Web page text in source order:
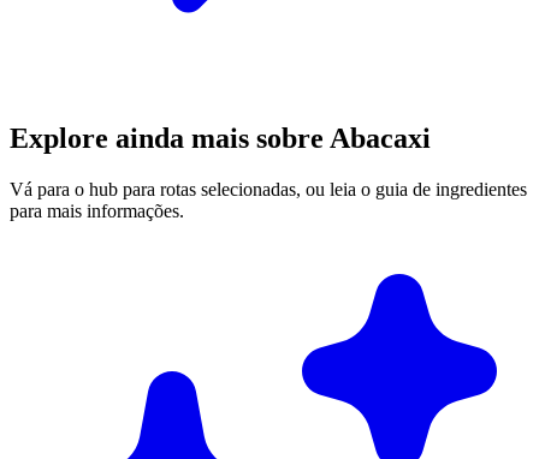
Explore ainda mais sobre Abacaxi
Vá para o hub para rotas selecionadas, ou leia o guia de ingredientes
para mais informações.